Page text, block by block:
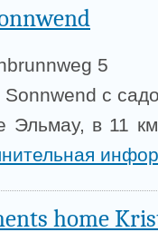
5
Sonnwend с
Эльмау, в 11
home